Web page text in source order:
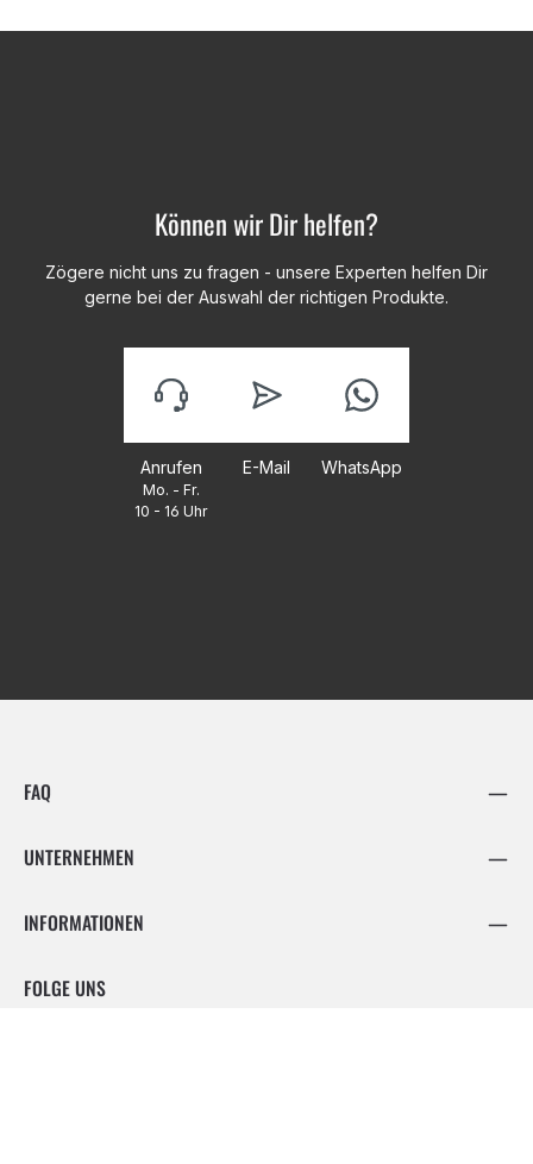
Können wir Dir helfen?
Zögere nicht uns zu fragen - unsere Experten helfen Dir
gerne bei der Auswahl der richtigen Produkte.
Anrufen
Mo. - Fr.
10 - 16 Uhr
E-Mail WhatsApp
FAQ
UNTERNEHMEN
INFORMATIONEN
FOLGE UNS